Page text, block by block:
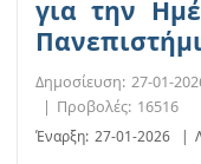
για την
Δημοσίευση: 27-01-
| Προβολές: 16516
Έναρξη: 27-01-2026 |